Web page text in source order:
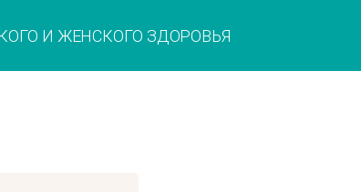
И ЖЕНСКОГО ЗДОРОВЬЯ